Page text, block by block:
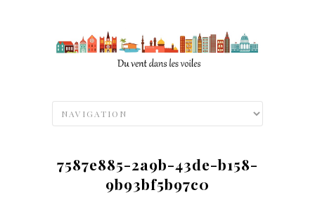
7587e885-2a9b-43de-b158-
9b93bf5b97c0